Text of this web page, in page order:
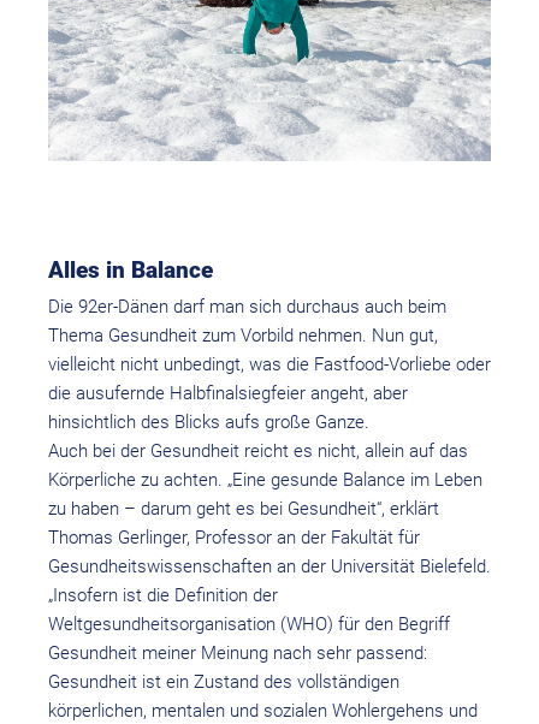
Alles in Balance
Die 92er-Dänen darf man sich durchaus auch beim
Thema Gesundheit zum Vorbild nehmen. Nun gut,
vielleicht nicht unbedingt, was die Fastfood-Vorliebe oder
die ausufernde Halbfinalsiegfeier angeht, aber
hinsichtlich des Blicks aufs große Ganze.
Auch bei der Gesundheit reicht es nicht, allein auf das
Körperliche zu achten. „Eine gesunde Balance im Leben
zu haben – darum geht es bei Gesundheit“, erklärt
Thomas Gerlinger, Professor an der Fakultät für
Gesundheitswissenschaften an der Universität Bielefeld.
„Insofern ist die Definition der
Weltgesundheitsorganisation (WHO) für den Begriff
Gesundheit meiner Meinung nach sehr passend:
Gesundheit ist ein Zustand des vollständigen
körperlichen, mentalen und sozialen Wohlergehens und